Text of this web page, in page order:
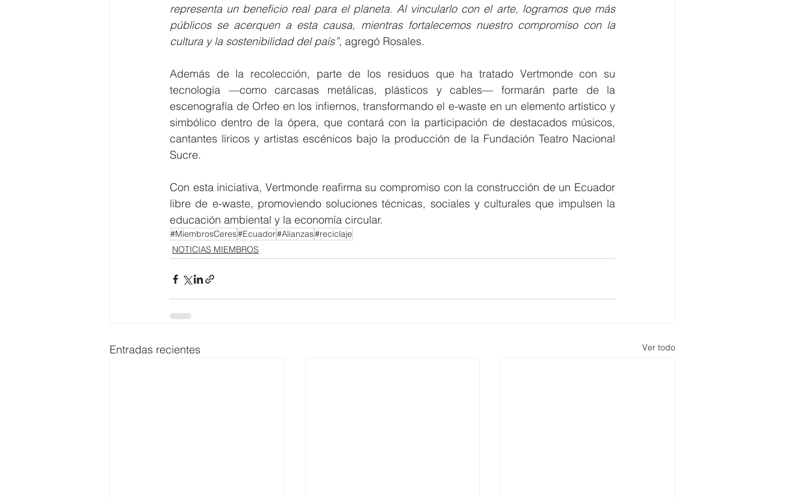
representa un beneficio real para el planeta. Al vincularlo con el arte, logramos que más
públicos se acerquen a esta causa, mientras fortalecemos nuestro compromiso con la
cultura y la sostenibilidad del país”, agregó Rosales.
Además de la recolección, parte de los residuos que ha tratado Vertmonde con su
tecnología —como carcasas metálicas, plásticos y cables— formarán parte de la
escenografía de Orfeo en los infiernos, transformando el e-waste en un elemento artístico y
simbólico dentro de la ópera, que contará con la participación de destacados músicos,
cantantes líricos y artistas escénicos bajo la producción de la Fundación Teatro Nacional
Sucre.
Con esta iniciativa, Vertmonde reafirma su compromiso con la construcción de un Ecuador
libre de e-waste, promoviendo soluciones técnicas, sociales y culturales que impulsen la
educación ambiental y la economía circular.
#MiembrosCeres#Ecuador#Alianzas#reciclaje
NOTICIAS MIEMBROS
Entradas recientes Ver todo